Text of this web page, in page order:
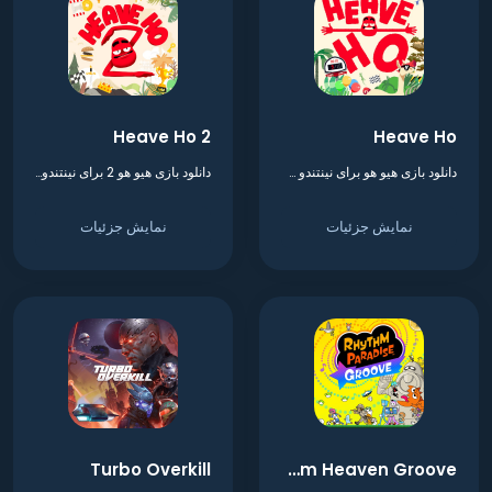
Heave Ho
دانلود بازی هیو هو برای نینتندو سوییچ
نمایش جزئیات
Heave Ho 2
دانلود بازی هیو هو 2 برای نینتندو سوییچ
نمایش جزئیات
Rhythm Heaven Groove
Turbo Overkill